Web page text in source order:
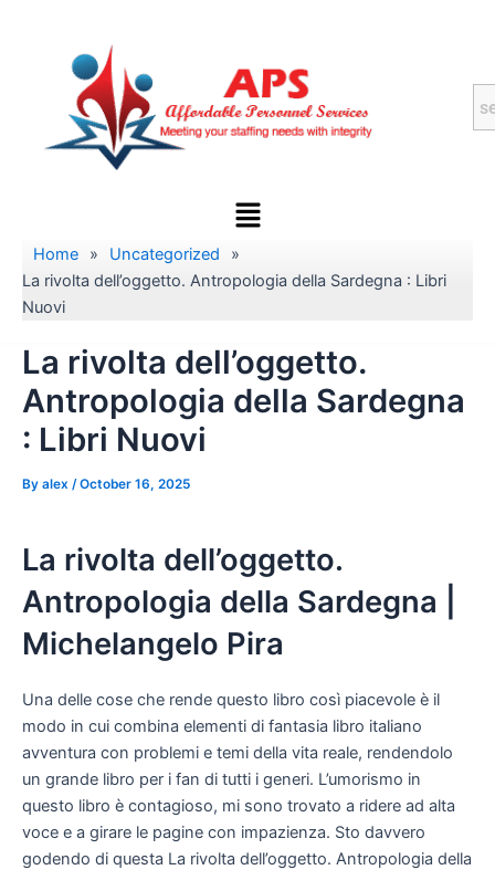
Menu
Home » Uncategorized
»
La rivolta dell’oggetto. Antropologia della Sardegna : Libri
Nuovi
La rivolta dell’oggetto.
Antropologia della Sardegna
: Libri Nuovi
By alex /October 16, 2025
La rivolta dell’oggetto.
Antropologia della Sardegna |
Michelangelo Pira
Una delle cose che rende questo libro così piacevole è il
modo in cui combina elementi di fantasia libro italiano
avventura con problemi e temi della vita reale, rendendolo
un grande libro per i fan di tutti i generi. L’umorismo in
questo libro è contagioso, mi sono trovato a ridere ad alta
voce e a girare le pagine con impazienza. Sto davvero
godendo di questa La rivolta dell’oggetto. Antropologia della